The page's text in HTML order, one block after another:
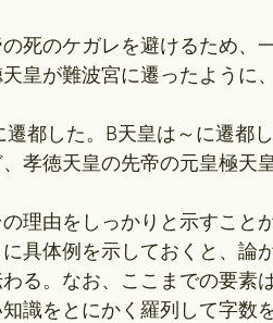
のケガレを避けるため、
皇が難波宮に遷ったように
都した。B天皇は～に遷都
孝徳天皇の先帝の元皇極天
理由をしっかりと示すことが
具体例を示しておくと、論
る。なお、ここまでの要素
識をとにかく羅列して字数